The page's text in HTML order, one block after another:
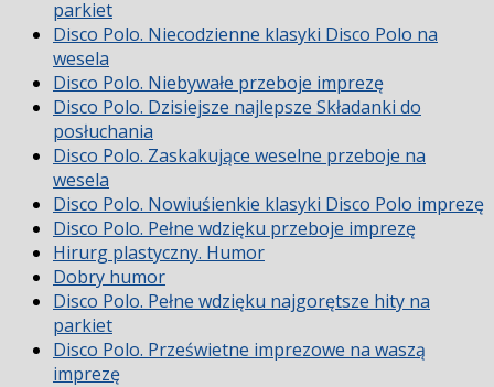
parkiet
Disco Polo. Niecodzienne klasyki Disco Polo na
wesela
Disco Polo. Niebywałe przeboje imprezę
Disco Polo. Dzisiejsze najlepsze Składanki do
posłuchania
Disco Polo. Zaskakujące weselne przeboje na
wesela
Disco Polo. Nowiuśienkie klasyki Disco Polo imprezę
Disco Polo. Pełne wdzięku przeboje imprezę
Hirurg plastyczny. Humor
Dobry humor
Disco Polo. Pełne wdzięku najgorętsze hity na
parkiet
Disco Polo. Prześwietne imprezowe na waszą
imprezę